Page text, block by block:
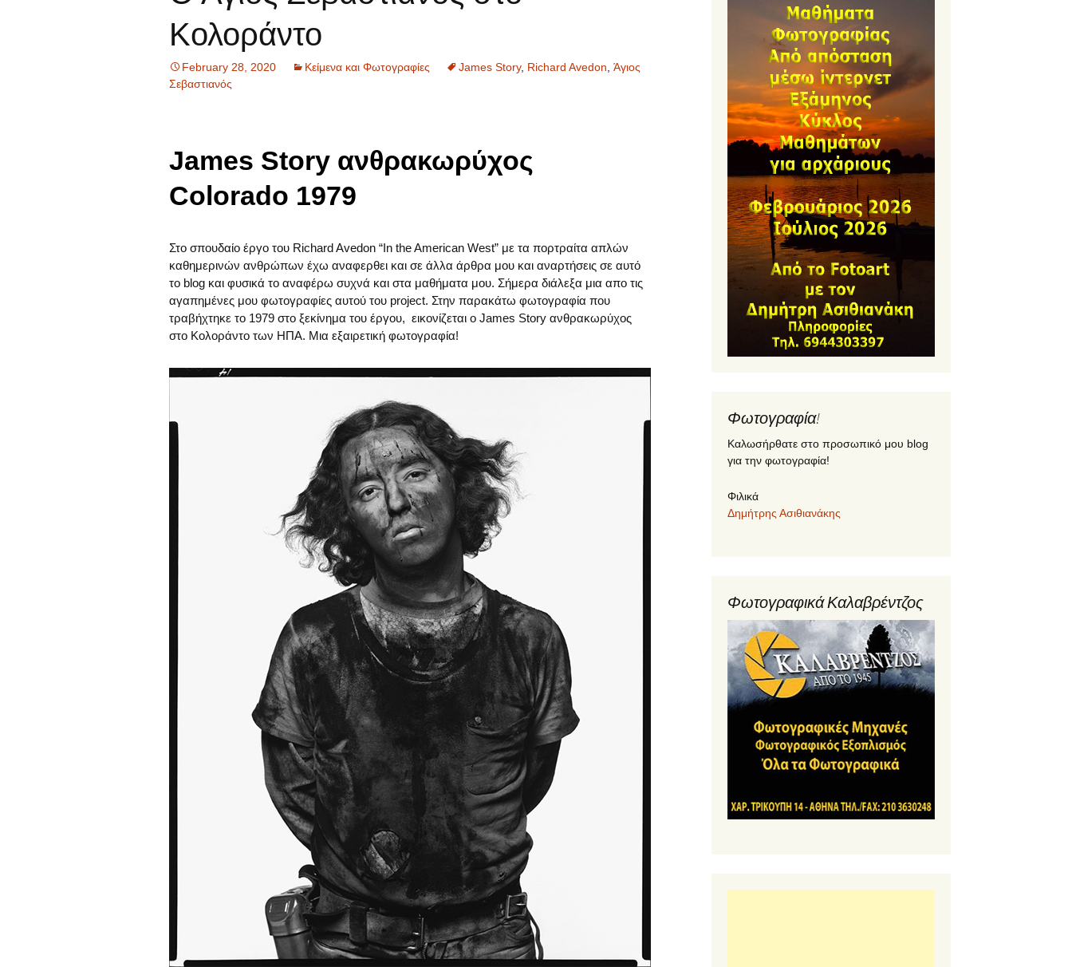
Σπουδαίοι Φωτογράφοι
Κολοράντο
February 28, 2020 Κείμενα και Φωτογραφίες James Story, Richard Avedon Άγιος
Σεβαστιανός
James Story ανθρακωρύχος
Colorado 1979
Στο σπουδαίο έργο του Richard Avedon “In the American West” με τα πορτραίτα απλών
καθημερινών ανθρώπων έχω αναφερθει και σε άλλα άρθρα μου και αναρτήσεις σε αυτό
το blog και φυσικά το αναφέρω συχνά και στα μαθήματα μου. Σήμερα διάλεξα μια απο τις
αγαπημένες μου φωτογραφίες αυτού του project. Στην παρακάτω φωτογραφία που
τραβήχτηκε το 1979 στο ξεκίνημα του έργου, εικονίζεται ο James Story ανθρακωρύχος
στο Κολοράντο των ΗΠΑ. Μια εξαιρετική φωτογραφία!
Φωτογραφία!
Καλωσήρθατε στο προσωπικό μου blog
για την φωτογραφία!
Φιλικά
Δημήτρης Ασιθιανάκης
Φωτογραφικά Καλαβρέντζος